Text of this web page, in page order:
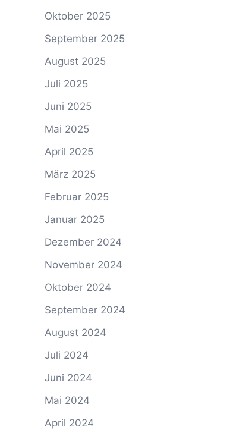
Oktober 2025
September 2025
August 2025
Juli 2025
Juni 2025
Mai 2025
April 2025
März 2025
Februar 2025
Januar 2025
Dezember 2024
November 2024
Oktober 2024
September 2024
August 2024
Juli 2024
Juni 2024
Mai 2024
April 2024